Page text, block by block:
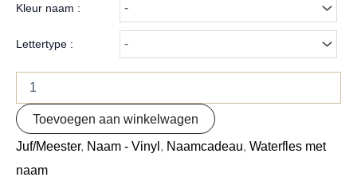
Kleur naam :
Lettertype :
Toevoegen aan winkelwagen
Juf/Meester, Naam - Vinyl, Naamcadeau, Waterfles met
naam